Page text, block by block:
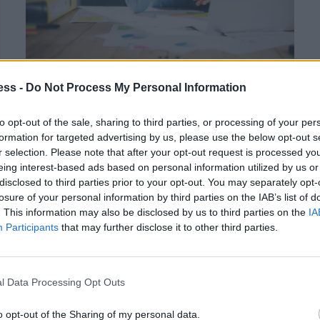
- Do Not Process My Personal Information
opt-out of the sale, sharing to third parties, or processing of your
for targeted advertising by us, please use the below opt-out
selection. Please note that after your opt-out request is processed
interest-based ads based on personal information utilized by us
to third parties prior to your opt-out. You may separately
of your personal information by third parties on the IAB’s list of
This information may also be disclosed by us to third parties on the
Participants that may further disclose it to other third parties.
Data Processing Opt Outs
opt-out of the Sharing of my personal data.
Ειδικός συμβουλεύει: Επτά μικρές αλλαγές
ΕΡΓΑΣΊΑ 25 Δεκεμβρίου, 2023
«Όλοι μας έχουμε έναν ελαφρύ γενετικό προσανατολισμό σε
έναν από τους δύο τύπους, είτε είμαστε πρωινός είτε βραδινός
τύπος», λέει…